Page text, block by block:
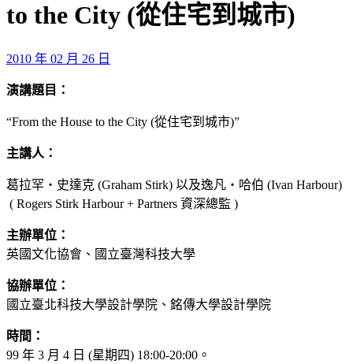
to the City (從住宅到城市)
2010 年 02 月 26 日
演講題目：
“From the House to the City (從住宅到城市)”
主講人：
葛拉罕‧史達克 (Graham Stirk) 以及逸凡‧哈伯 (Ivan Harbour)
( Rogers Stirk Harbour + Partners 資深總監 )
主辦單位：
英國文化協會、國立臺灣科技大學
協辦單位：
國立臺北科技大學設計學院、銘傳大學設計學院
時間：
99 年 3 月 4 日 (星期四) 18:00-20:00。